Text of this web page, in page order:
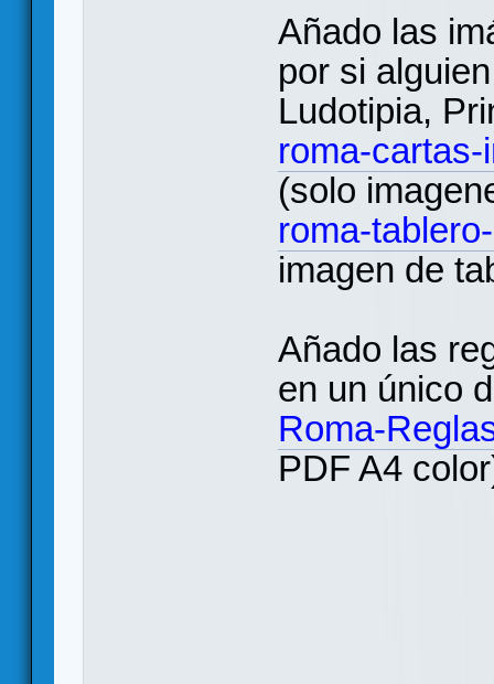
Añado las
por si
Ludotipia,
roma-
(solo
roma-
imagen de
Añado las
en un único
Roma-
PDF A4